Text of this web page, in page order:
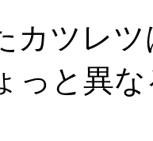
カツレ
っと異